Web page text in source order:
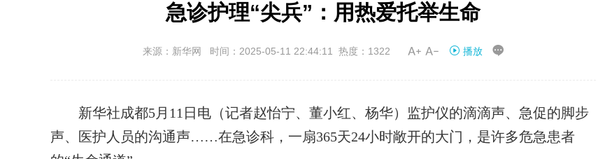
急诊护理“尖兵”：用热爱托举生命
来源：新华网 时间：2025-05-11 22:44:11 热度：1322  播放 
新华社成都5月11日电（记者赵怡宁、董小红、杨华）监护仪的滴滴声、急促的脚步
声、医护人员的沟通声……在急诊科，一扇365天24小时敞开的大门，是许多危急患者